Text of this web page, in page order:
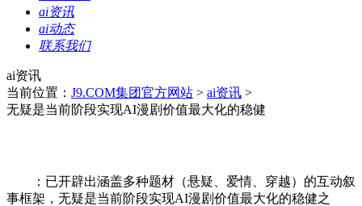
ai资讯
ai动态
联系我们
ai资讯
当前位置： J9.COM集团官方网站 > ai资讯 >
无疑是当前阶段实现AI漫剧价值最大化的稳健
：已开辟出涵盖多种题材（悬疑、爱情、穿越）的互动叙
事框架，无疑是当前阶段实现AI漫剧价值最大化的稳健之